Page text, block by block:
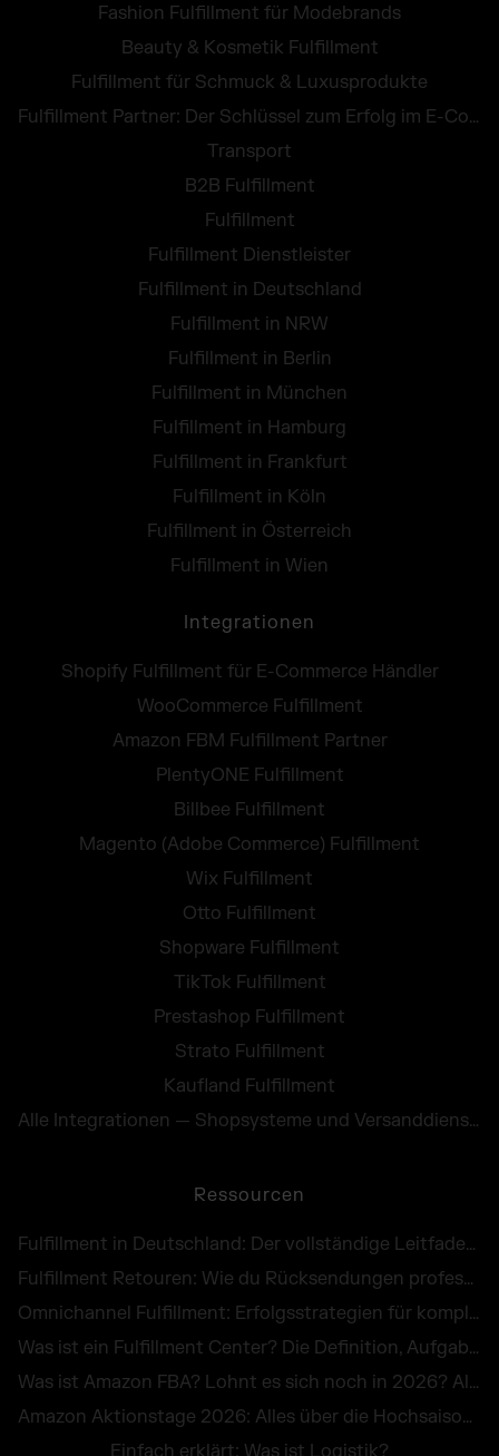
Fashion Fulfillment für Modebrands
Beauty & Kosmetik Fulfillment
Fulfillment für Schmuck & Luxusprodukte
Fulfillment Partner: Der Schlüssel zum Erfolg im E-Commerce
Transport
B2B Fulfillment
Fulfillment
Fulfillment Dienstleister
Fulfillment in Deutschland
Fulfillment in NRW
Fulfillment in Berlin
Fulfillment in München
Fulfillment in Hamburg
Fulfillment in Frankfurt
Fulfillment in Köln
Fulfillment in Österreich
Fulfillment in Wien
Integrationen
Shopify Fulfillment für E-Commerce Händler
WooCommerce Fulfillment
Amazon FBM Fulfillment Partner
PlentyONE Fulfillment
Billbee Fulfillment
Magento (Adobe Commerce) Fulfillment
Wix Fulfillment
Otto Fulfillment
Shopware Fulfillment
TikTok Fulfillment
Prestashop Fulfillment
Strato Fulfillment
Kaufland Fulfillment
Alle Integrationen — Shopsysteme und Versanddienste
Ressourcen
Fulfillment in Deutschland: Der vollständige Leitfaden für E-Commerce Händler
Fulfillment Retouren: Wie du Rücksendungen professionell abwickelst und als Chance nutzt
Omnichannel Fulfillment: Erfolgsstrategien für komplexe Unternehmenslogistik
Was ist ein Fulfillment Center? Die Definition, Aufgaben und Kosten im großen Überblick
Was ist Amazon FBA? Lohnt es sich noch in 2026? Alle Infos zu Kosten, Vorteilen & Alternativen
Amazon Aktionstage 2026: Alles über die Hochsaison im Online-Handel
Einfach erklärt: Was ist Logistik?